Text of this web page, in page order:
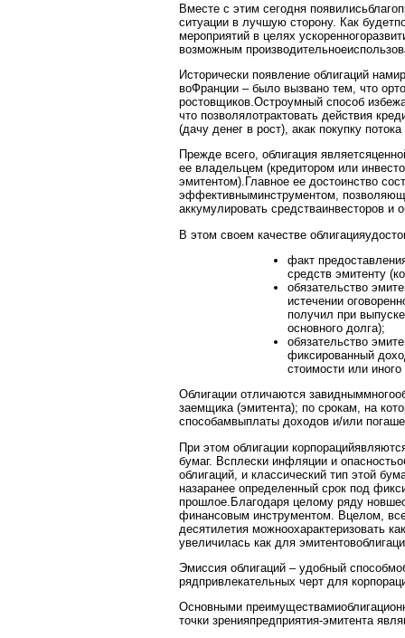
Вместе с этим сегодня
ситуации в лучшую сторону. Как
мероприятий в целях
возможным
Исторически появление облигаций
воФранции – было вызвано тем, что
ростовщиков.Остроумный способ
что позволялотрактовать действия
(дачу денег в рост), акак покупку
Прежде всего, облигация
ее владельцем (кредитором или
эмитентом).Главное ее достоинство
эффективныминструментом,
аккумулировать средстваинвесторов и
В этом своем качестве
факт
средств эмитенту
обязательство
истечении
получил при
основного долга);
обязательство
фиксированный
стоимости или
Облигации отличаются
заемщика (эмитента); по срокам, на
способамвыплаты доходов и/или
При этом облигации
бумаг. Всплески инфляции и
облигаций, и классический тип этой
назаранее определенный срок под
прошлое.Благодаря целому ряду
финансовым инструментом. Вцелом,
десятилетия можноохарактеризовать
увеличилась как для
Эмиссия облигаций – удобный
рядпривлекательных черт для
Основными
точки зренияпредприятия-эмитента